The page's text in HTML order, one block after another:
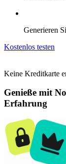
Generieren
Kostenlos testen
Keine Kreditkarte
Genieße mit
Erfahrung